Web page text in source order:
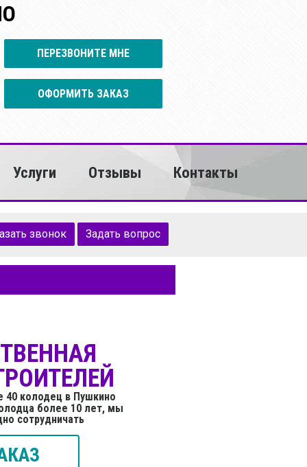
ПЕРЕЗВОНИТЕ МНЕ
ОФОРМИТЬ ЗАКАЗ
Услуги Отзывы Контакты
звонок Задать вопрос
40 колодец в Пушкино
более 10 лет, мы
сотрудничать